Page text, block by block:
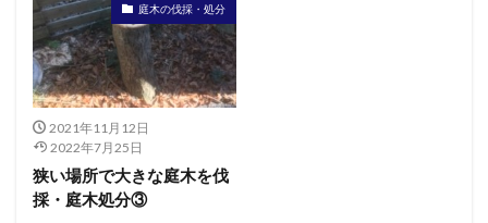
庭木の伐採・処分
2021年11月12日
2022年7月25日
狭い場所で大きな庭木を伐
採・庭木処分③